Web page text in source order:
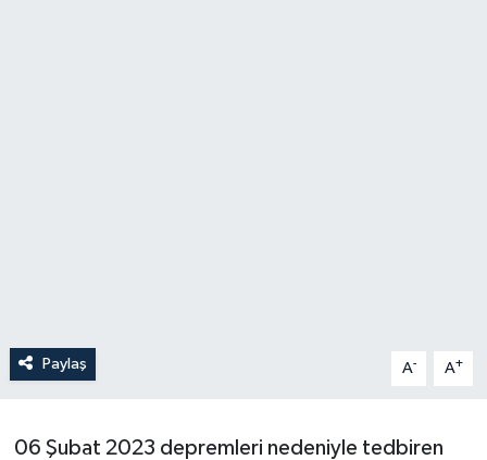
Paylaş A- A+
06 Şubat 2023 depremleri nedeniyle tedbiren